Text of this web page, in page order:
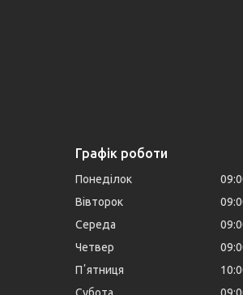
Графік роботи
Понеділок
Вівторок
Середа
Четвер
Пʼятниця